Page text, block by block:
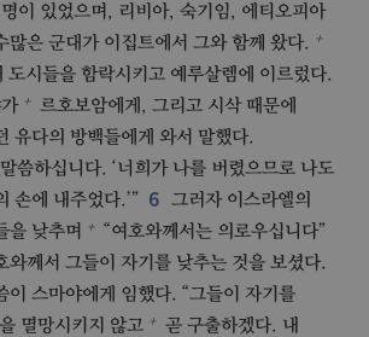
이 있었으며, 리비아, 숙기임, 에티오피아
많은 군대가 이집트에서 그와 함께 왔다. +
도시들을 함락시키고 예루살렘에 이르렀다.
+ 르호보암에게, 그리고 시삭 때문에
유다의 방백들에게 와서 말했다.
씀하십니다. ‘너희가 나를 버렸으므로 나도
손에 내주었다.’” 6 그러자 이스라엘의
을 낮추며 + “여호와께서는 의로우십니다”
와께서 그들이 자기를 낮추는 것을 보셨다.
이 스마야에게 임했다. “그들이 자기를
멸망시키지 않고 + 곧 구출하겠다. 내